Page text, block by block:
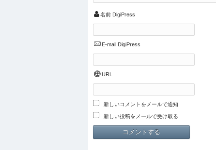
名前 DigiPress
E-mail DigiPress
URL
新しいコメントをメールで通知
新しい投稿をメールで受け取る